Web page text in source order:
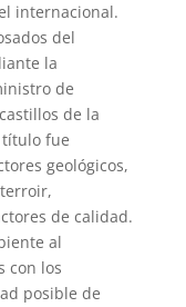
internacional.
del
la
de
de la
título fue
geológicos,
de calidad.
al
con los
posible de